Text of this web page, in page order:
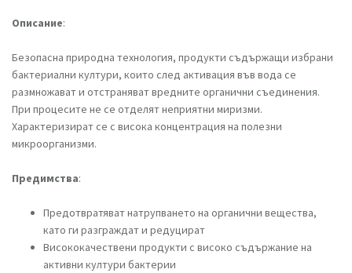
Описание:
Безопасна природна технология, продукти съдържащи избрани
бактериални култури, които след активация във вода се
размножават и отстраняват вредните органични съединения.
При процесите не се отделят неприятни миризми.
Характеризират се с висока концентрация на полезни
микроорганизми.
Предимства:
Предотвратяват натрупването на органични вещества,
като ги разграждат и редуцират
Висококачествени продукти с високо съдържание на
активни култури бактерии